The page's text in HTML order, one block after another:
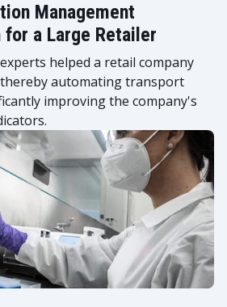
Management
a Large Retailer
helped a retail company
thereby automating transport
improving the company's